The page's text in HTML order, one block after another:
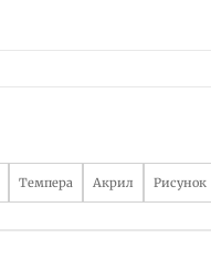
Темпера Акрил Рисунок